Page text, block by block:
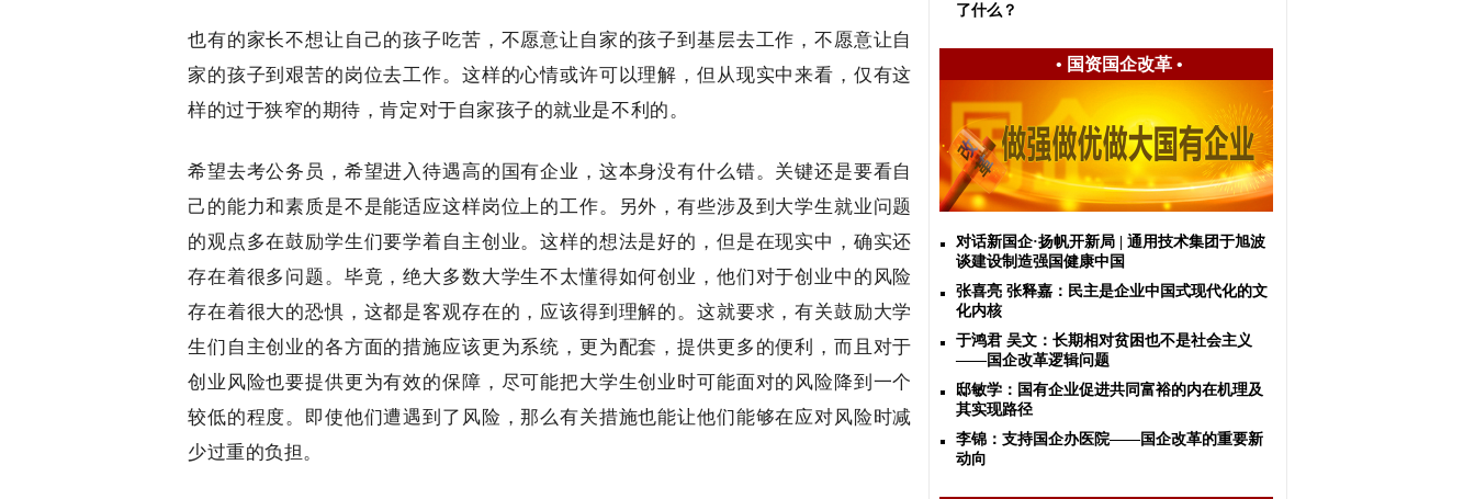
也有的家长不想让自己的孩子吃苦，不愿意让自家的孩子到基层去工作，不愿意让自
家的孩子到艰苦的岗位去工作。这样的心情或许可以理解，但从现实中来看，仅有这
样的过于狭窄的期待，肯定对于自家孩子的就业是不利的。
希望去考公务员，希望进入待遇高的国有企业，这本身没有什么错。关键还是要看自
己的能力和素质是不是能适应这样岗位上的工作。另外，有些涉及到大学生就业问题
的观点多在鼓励学生们要学着自主创业。这样的想法是好的，但是在现实中，确实还
存在着很多问题。毕竟，绝大多数大学生不太懂得如何创业，他们对于创业中的风险
存在着很大的恐惧，这都是客观存在的，应该得到理解的。这就要求，有关鼓励大学
生们自主创业的各方面的措施应该更为系统，更为配套，提供更多的便利，而且对于
创业风险也要提供更为有效的保障，尽可能把大学生创业时可能面对的风险降到一个
较低的程度。即使他们遭遇到了风险，那么有关措施也能让他们能够在应对风险时减
少过重的负担。
了什么？
• 国资国企改革•
对话新国企·扬帆开新局 | 通用技术集团于旭波
谈建设制造强国健康中国
张喜亮 张释嘉：民主是企业中国式现代化的文
化内核
于鸿君 吴文：长期相对贫困也不是社会主义
——国企改革逻辑问题
邸敏学：国有企业促进共同富裕的内在机理及
其实现路径
李锦：支持国企办医院——国企改革的重要新
动向